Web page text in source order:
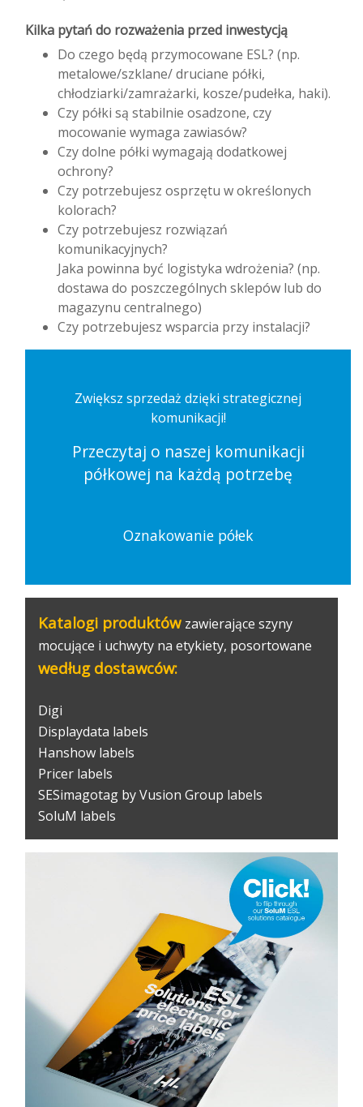
Kilka pytań do rozważenia przed inwestycją
Do czego będą przymocowane ESL? (np.
metalowe/szklane/ druciane półki,
chłodziarki/zamrażarki, kosze/pudełka, haki).
Czy półki są stabilnie osadzone, czy
mocowanie wymaga zawiasów?
Czy dolne półki wymagają dodatkowej
ochrony?
Czy potrzebujesz osprzętu w określonych
kolorach?
Czy potrzebujesz rozwiązań
komunikacyjnych?
Jaka powinna być logistyka wdrożenia? (np.
dostawa do poszczególnych sklepów lub do
magazynu centralnego)
Czy potrzebujesz wsparcia przy instalacji?
Zwiększ sprzedaż dzięki strategicznej
komunikacji!
Przeczytaj o naszej komunikacji
półkowej na każdą potrzebę
Oznakowanie półek
Katalogi produktów zawierające szyny
mocujące i uchwyty na etykiety, posortowane
według dostawców:
Digi
Displaydata labels
Hanshow labels
Pricer labels
SESimagotag by Vusion Group labels
SoluM labels